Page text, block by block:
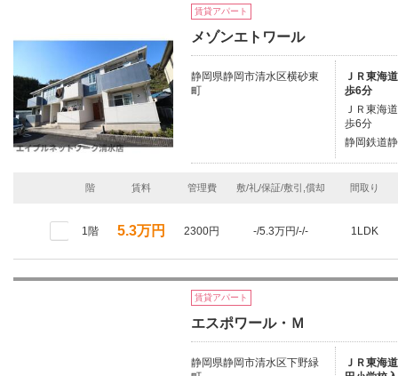
賃貸アパート
メゾンエトワール
静岡県静岡市清水区横砂東
町
ＪＲ東海
歩6分
ＪＲ東海
歩6分
静岡鉄道
階 賃料 管理費 敷/礼/保証/敷引,償却 間取り
1階 5.3万円 2300円 -/5.3万円/-/- 1LDK
賃貸アパート
エスポワール・Ｍ
静岡県静岡市清水区下野緑
ＪＲ東海